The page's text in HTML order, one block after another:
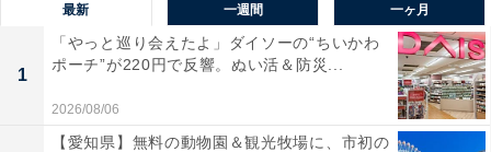
最新 一週間 一ヶ月
1
「やっと巡り会えたよ」ダイソーの“ちいかわ
ポーチ”が220円で反響。ぬい活＆防災...
2026/08/06
【愛知県】無料の動物園＆観光牧場に、市初の